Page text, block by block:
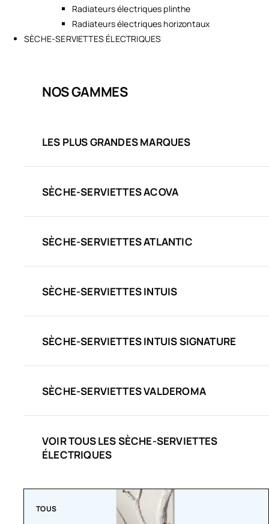
Radiateurs électriques plinthe
Radiateurs électriques horizontaux
SÈCHE-SERVIETTES ÉLECTRIQUES
NOS GAMMES
LES PLUS GRANDES MARQUES
SÈCHE-SERVIETTES ACOVA
SÈCHE-SERVIETTES ATLANTIC
SÈCHE-SERVIETTES INTUIS
SÈCHE-SERVIETTES INTUIS SIGNATURE
SÈCHE-SERVIETTES VALDEROMA
VOIR TOUS LES SÈCHE-SERVIETTES
ÉLECTRIQUES
TOUS